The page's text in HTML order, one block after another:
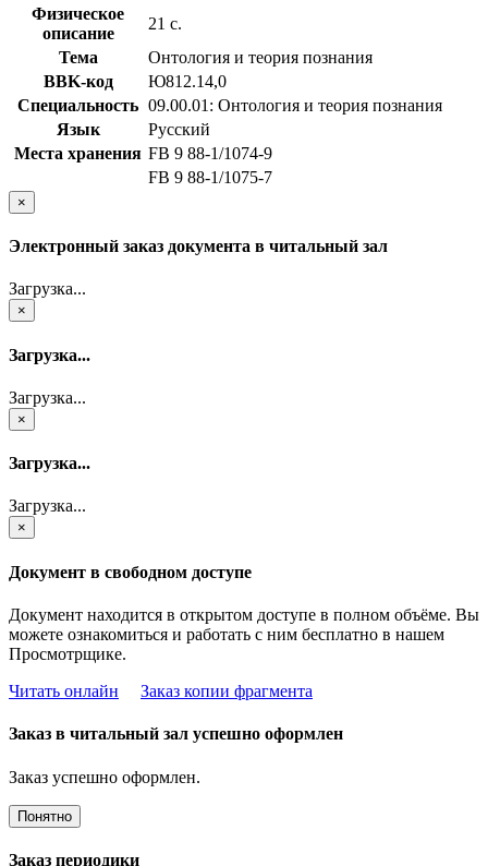
Физическое
описание
21 с.
Тема
Онтология и теория познания
BBK-код
Ю812.14,0
Специальность 09.00.01: Онтология и теория познания
Язык
Русский
Места хранения FB 9 88-1/1074-9
FB 9 88-1/1075-7
×
Электронный заказ документа в читальный зал
Загрузка...
×
Загрузка...
Загрузка...
×
Загрузка...
Загрузка...
×
Документ в свободном доступе
Документ находится в открытом доступе в полном объёме. Вы
можете ознакомиться и работать с ним бесплатно в нашем
Просмотрщике.
Читать онлайн
Заказ копии фрагмента
Заказ в читальный зал успешно оформлен
Заказ успешно оформлен.
Понятно
Заказ периодики